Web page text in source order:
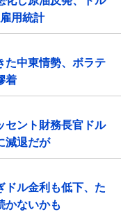
用統計
た中東情勢、ボラテ
着
セント財務長官ドル
減退だが
ドル金利も低下、た
かないかも